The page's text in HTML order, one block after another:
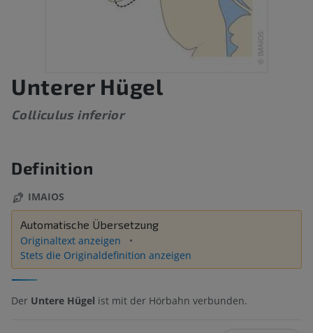
Unterer Hügel
Colliculus inferior
Definition
IMAIOS
Automatische Übersetzung
Originaltext anzeigen
Stets die Originaldefinition anzeigen
Der Untere Hügel ist mit der Hörbahn verbunden.